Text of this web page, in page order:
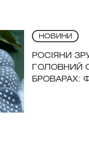
НОВИНИ
РОСІЯНИ
ГОЛОВНИЙ
БРОВАРАХ: